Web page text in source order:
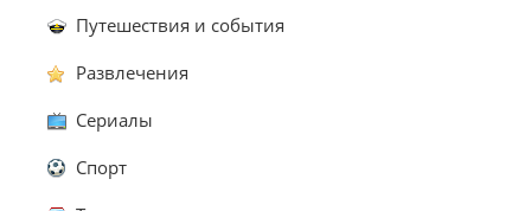
Путешествия и события
Развлечения
Сериалы
Спорт